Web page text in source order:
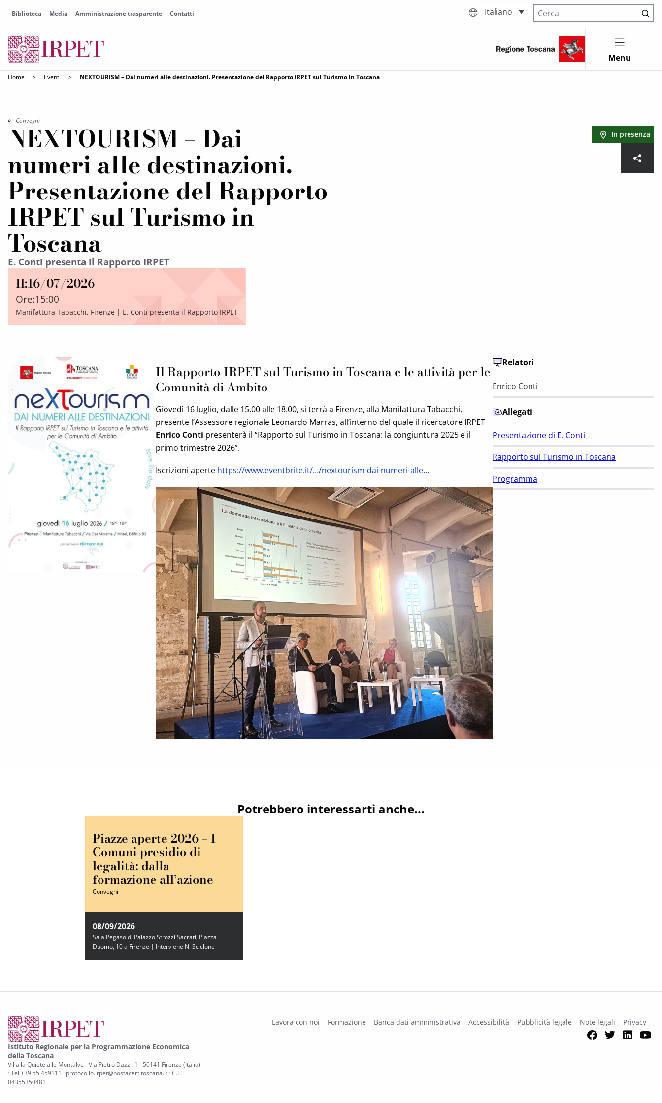
Biblioteca Media Amministrazione trasparente Contatti Italiano
Cerca nel sito
Menu
Home > Eventi > NEXTOURISM – Dai numeri alle destinazioni. Presentazione del Rapporto IRPET sul Turismo in Toscana
Convegni
NEXTOURISM – Dai
numeri alle destinazioni.
Presentazione del Rapporto
IRPET sul Turismo in
Toscana
E. Conti presenta il Rapporto IRPET
In presenza
Il:16/07/2026
Ore:15:00
Manifattura Tabacchi, Firenze | E. Conti presenta il Rapporto IRPET
Il Rapporto IRPET sul Turismo in Toscana e le attività per le
Comunità di Ambito
Giovedì 16 luglio, dalle 15.00 alle 18.00, si terrà a Firenze, alla Manifattura Tabacchi,
presente l’Assessore regionale Leonardo Marras, all’interno del quale il ricercatore IRPET
Enrico Conti presenterà il “Rapporto sul Turismo in Toscana: la congiuntura 2025 e il
primo trimestre 2026”.
Iscrizioni aperte https://www.eventbrite.it/…/nextourism-dai-numeri-alle…
Relatori
Enrico Conti
Allegati
Presentazione di E. Conti
Rapporto sul Turismo in Toscana
Programma
Potrebbero interessarti anche...
Piazze aperte 2026 – I
Comuni presidio di
legalità: dalla
formazione all’azione
Convegni
08/09/2026
Sala Pegaso di Palazzo Strozzi Sacrati, Piazza
Duomo, 10 a Firenze | Interviene N. Sciclone
Istituto Regionale per la Programmazione Economica
della Toscana
Villa la Quiete alle Montalve - Via Pietro Dazzi, 1 - 50141 Firenze (Italia)
· Tel +39 55 459111 · protocollo.irpet@postacert.toscana.it · C.F.
04355350481
Lavora con noi Formazione Banca dati amministrativa Accessibilità Pubblicità legale Note legali Privacy
Facebook
Twitter